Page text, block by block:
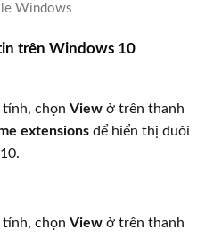
Windows
trên Windows 10
tính, chọn View ở trên thanh
extensions để hiển thị đuôi
tính, chọn View ở trên thanh